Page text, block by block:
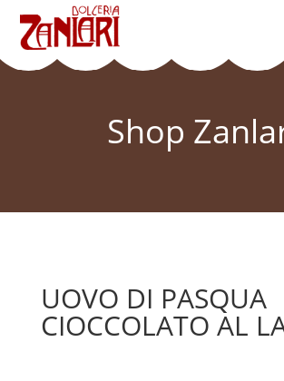
Shop
UOVO DI PASQUA
CIOCCOLATO AL